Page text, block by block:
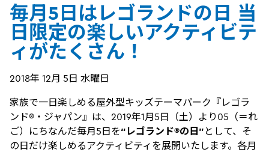
毎月5日はレゴランドの日 当
日限定の楽しいアクティビテ
ィがたくさん！
2018年 12月 5日 水曜日
家族で一日楽しめる屋外型キッズテーマパーク『レゴラ
ンド®・ジャパン』は、2019年1月5日（土）より05（＝れ
ご）にちなんだ毎月5日を“レゴランド®の日” として、そ
の日だけ楽しめるアクティビティを展開いたします。各月